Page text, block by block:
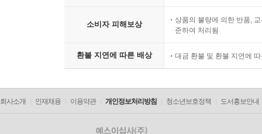
소비자 피해보상
상품의 불량에 의한 반품,
준하여 처리됨
환불 지연에 따른 배상 대금 환불 및 환불 지연에
회사소개 인재채용 이용약관 개인정보처리방침 청소년보호정책 도서홍보안내